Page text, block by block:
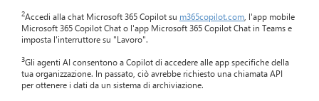
2Accedi alla chat Microsoft 365 Copilot su m365copilot.com , l'app mobile
Microsoft 365 Copilot Chat o l'app Microsoft 365 Copilot Chat in Teams e
imposta l'interruttore su "Lavoro".
3Gli agenti AI consentono a Copilot di accedere alle app specifiche della
tua organizzazione. In passato, ciò avrebbe richiesto una chiamata API
per ottenere i dati da un sistema di archiviazione.